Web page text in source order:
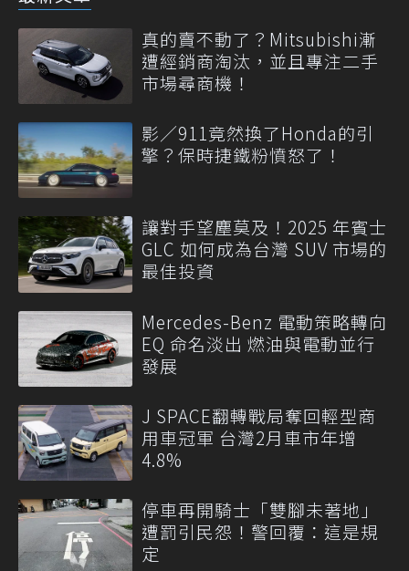
真的賣不動了？Mitsubishi漸
遭經銷商淘汰，並且專注二手
市場尋商機！
影／911竟然換了Honda的引
擎？保時捷鐵粉憤怒了！
讓對手望塵莫及！2025 年賓士
GLC 如何成為台灣 SUV 市場的
最佳投資
Mercedes-Benz 電動策略轉向
EQ 命名淡出 燃油與電動並行
發展
J SPACE翻轉戰局奪回輕型商
用車冠軍 台灣2月車市年增
4.8%
停車再開騎士「雙腳未著地」
遭罰引民怨！警回覆：這是規
定